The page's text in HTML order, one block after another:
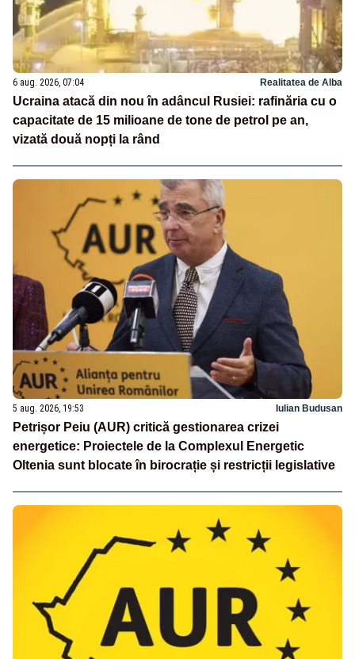
6 aug. 2026, 07:04 Realitatea de Alba
Ucraina atacă din nou în adâncul Rusiei: rafinăria cu o
capacitate de 15 milioane de tone de petrol pe an,
vizată două nopți la rând
5 aug. 2026, 19:53 Iulian Budusan
Petrișor Peiu (AUR) critică gestionarea crizei
energetice: Proiectele de la Complexul Energetic
Oltenia sunt blocate în birocrație și restricții legislative